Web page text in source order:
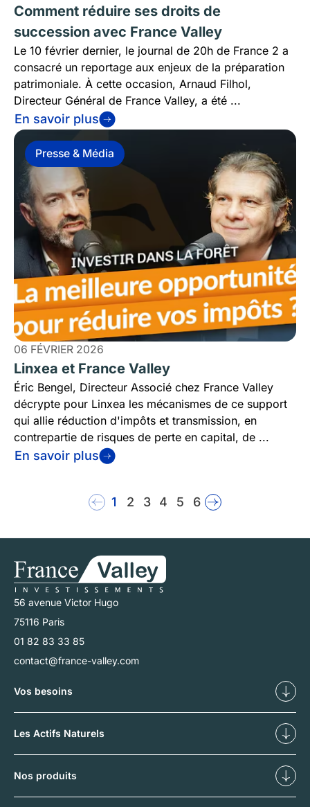
Comment réduire ses droits de
succession avec France Valley
Le 10 février dernier, le journal de 20h de France 2 a
consacré un reportage aux enjeux de la préparation
patrimoniale. À cette occasion, Arnaud Filhol,
Directeur Général de France Valley, a été ...
En savoir plus
Presse & Média
06 FÉVRIER 2026
Linxea et France Valley
Éric Bengel, Directeur Associé chez France Valley
décrypte pour Linxea les mécanismes de ce support
qui allie réduction d'impôts et transmission, en
contrepartie de risques de perte en capital, de ...
En savoir plus
1 2 3 4 5 6
56 avenue Victor Hugo
75116 Paris
01 82 83 33 85
contact@france-valley.com
Vos besoins
Les Actifs Naturels
Nos produits